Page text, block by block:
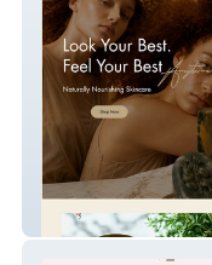
Ever-Ella skincare